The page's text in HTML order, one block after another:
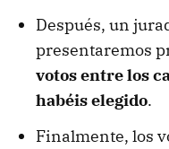
Después, un
presentaremos
votos entre los
habéis elegido.
Finalmente, los